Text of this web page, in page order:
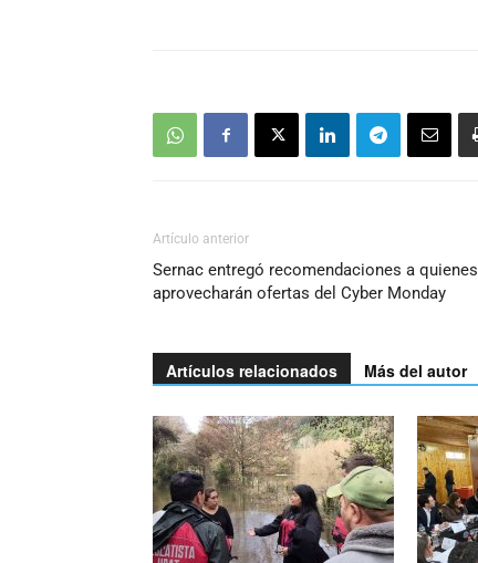
Artículo anterior
Sernac entregó recomendaciones a quienes
aprovecharán ofertas del Cyber Monday
Artículos relacionados Más del autor